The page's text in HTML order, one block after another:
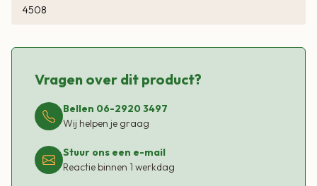
4508
Vragen over dit product?
Bellen 06-2920 3497
Wij helpen je graag
Stuur ons een e-mail
Reactie binnen 1 werkdag